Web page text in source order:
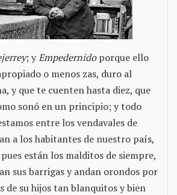
; yEmpedernidoporque ello
o menos zas, duro al
y que te cuenten hasta diez, que
sonó en un principio; y todo
entre los vendavales de
a los habitantes de nuestro país,
están los malditos de siempre,
sus barrigas y andan orondos por
de su hijos tan blanquitos y bien